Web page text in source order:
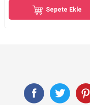
Sepete Ekle